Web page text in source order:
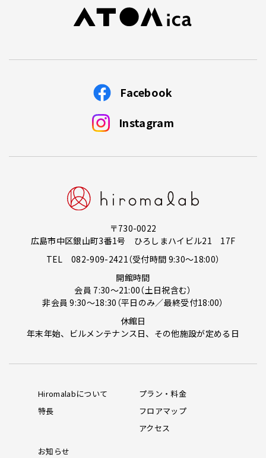
Facebook
Instagram
〒730-0022
広島市中区銀山町3番1号 ひろしまハイビル21 17F
TEL 082-909-2421 （受付時間 9:30～18:00）
開館時間
会員 7:30～21:00（土日祝含む）
非会員 9:30～18:30（平日のみ／最終受付18:00）
休館日
年末年始、ビルメンテナンス日、その他施設が定める日
Hiromalabについて
特長
プラン・料金
フロアマップ
アクセス
お知らせ